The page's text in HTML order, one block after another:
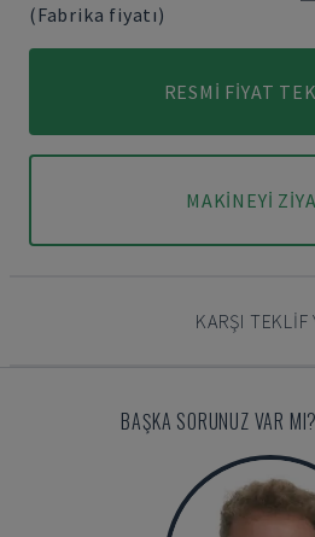
(Fabrika fiyatı)
RESMI FIYAT
MAKINEYI
KARŞI TEKLIF
BAŞKA SORUNUZ VAR